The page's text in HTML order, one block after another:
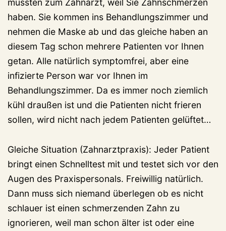
müssten zum Zahnarzt, weil Sie Zahnschmerzen
haben. Sie kommen ins Behandlungszimmer und
nehmen die Maske ab und das gleiche haben an
diesem Tag schon mehrere Patienten vor Ihnen
getan. Alle natürlich symptomfrei, aber eine
infizierte Person war vor Ihnen im
Behandlungszimmer. Da es immer noch ziemlich
kühl draußen ist und die Patienten nicht frieren
sollen, wird nicht nach jedem Patienten gelüftet…
Gleiche Situation (Zahnarztpraxis): Jeder Patient
bringt einen Schnelltest mit und testet sich vor den
Augen des Praxispersonals. Freiwillig natürlich.
Dann muss sich niemand überlegen ob es nicht
schlauer ist einen schmerzenden Zahn zu
ignorieren, weil man schon älter ist oder eine